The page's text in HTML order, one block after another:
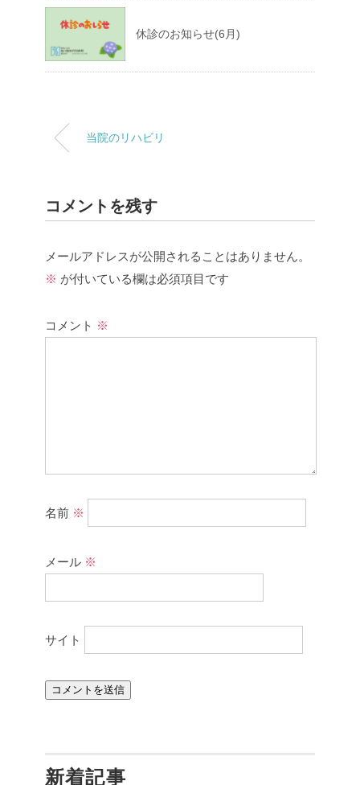
休診のお知らせ(6月)
当院のリハビリ
コメントを残す
メールアドレスが公開されることはありません。
※ が付いている欄は必須項目です
コメント ※
名前 ※
メール ※
サイト
新着記事